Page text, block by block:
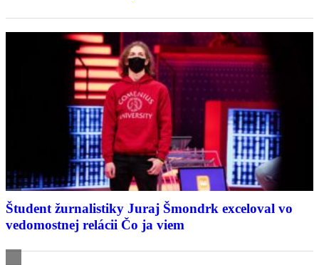
Študent žurnalistiky Juraj Šmondrk exceloval vo
vedomostnej relácii Čo ja viem